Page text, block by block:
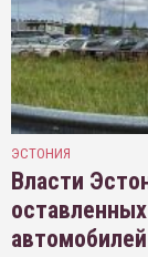
ЭСТОНИЯ
Власти
автомобилей